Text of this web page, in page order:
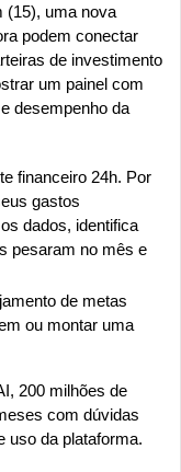
(15), uma nova
podem conectar
de investimento
um painel com
desempenho da
financeiro 24h. Por
gastos
dados, identifica
pesaram no mês e
de metas
ou montar uma
200 milhões de
com dúvidas
uso da plataforma.